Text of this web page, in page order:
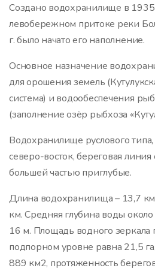
Создано водохранилище в 1935
левобережном притоке реки
г. было начато его наполнение.
Основное назначение
для орошения земель
система) и водообеспечения
(заполнение озёр рыбхоза
Водохранилище руслового
северо-восток, береговая линия
большей частью приглубые.
Длина водохранилища – 13,7
км. Средняя глубина воды
16 м. Площадь водного
подпорном уровне равна 21,5
889 км2, протяженность